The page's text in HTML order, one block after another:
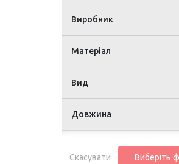
Виробник
Матеріал
Вид
Довжина
Скасувати Виберіть